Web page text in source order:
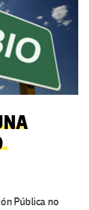
Pública no